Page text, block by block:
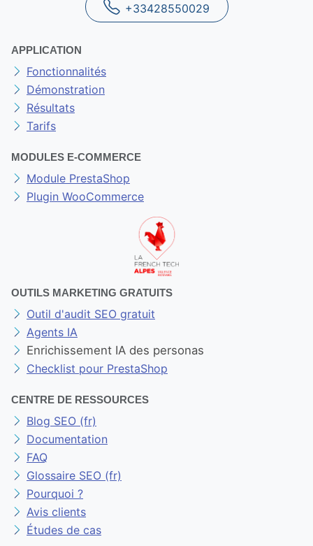
+33428550029
APPLICATION
Fonctionnalités
Démonstration
Résultats
Tarifs
MODULES E-COMMERCE
Module PrestaShop
Plugin WooCommerce
OUTILS MARKETING GRATUITS
Outil d'audit SEO gratuit
Agents IA
Enrichissement IA des personas
Checklist pour PrestaShop
CENTRE DE RESSOURCES
Blog SEO (fr)
Documentation
FAQ
Glossaire SEO (fr)
Pourquoi ?
Avis clients
Études de cas